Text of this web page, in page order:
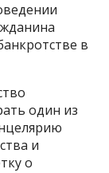
в
один из
и
о